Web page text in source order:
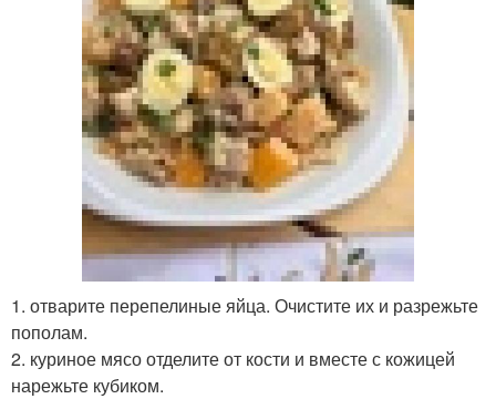
1. отварите перепелиные яйца. Очистите их и разрежьте
пополам.
2. куриное мясо отделите от кости и вместе с кожицей
нарежьте кубиком.